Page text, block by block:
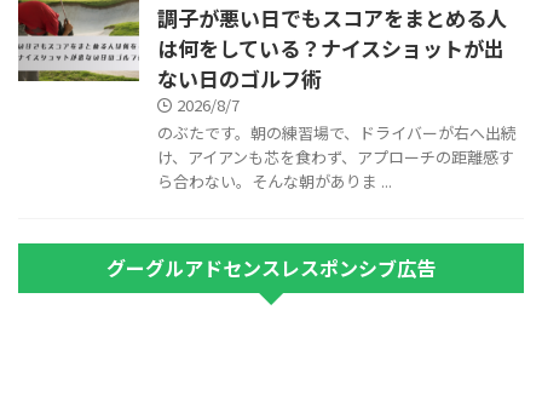
調子が悪い日でもスコアをまとめる人
は何をしている？ナイスショットが出
ない日のゴルフ術
2026/8/7
のぶたです。朝の練習場で、ドライバーが右へ出続
け、アイアンも芯を食わず、アプローチの距離感す
ら合わない。そんな朝がありま ...
グーグルアドセンスレスポンシブ広告